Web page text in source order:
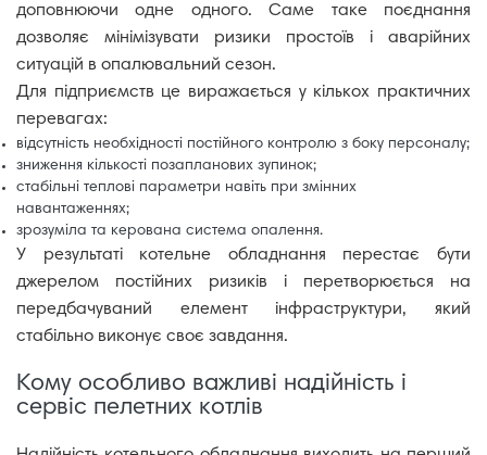
доповнюючи одне одного. Саме таке поєднання
дозволяє мінімізувати ризики простоїв і аварійних
ситуацій в опалювальний сезон.
Для підприємств це виражається у кількох практичних
перевагах:
відсутність необхідності постійного контролю з боку персоналу;
зниження кількості позапланових зупинок;
стабільні теплові параметри навіть при змінних
навантаженнях;
зрозуміла та керована система опалення.
У результаті котельне обладнання перестає бути
джерелом постійних ризиків і перетворюється на
передбачуваний елемент інфраструктури, який
стабільно виконує своє завдання.
Кому особливо важливі надійність і
сервіс пелетних котлів